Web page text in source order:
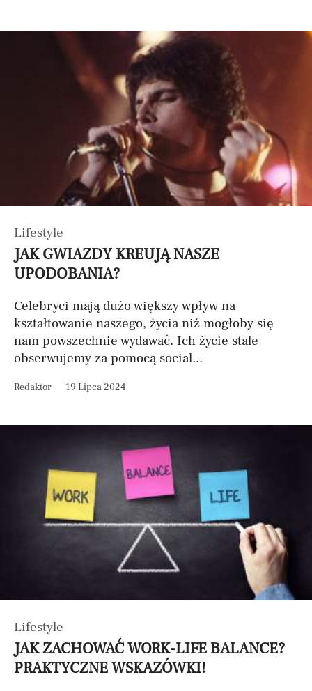
Lifestyle
JAK GWIAZDY KREUJĄ NASZE
UPODOBANIA?
Celebryci mają dużo większy wpływ na
kształtowanie naszego, życia niż mogłoby się
nam powszechnie wydawać. Ich życie stale
obserwujemy za pomocą social...
Redaktor 19 Lipca 2024
Lifestyle
JAK ZACHOWAĆ WORK-LIFE BALANCE?
PRAKTYCZNE WSKAZÓWKI!